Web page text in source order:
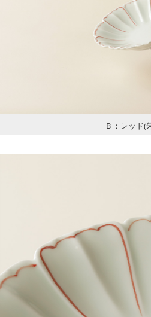
Ｂ：レッド(